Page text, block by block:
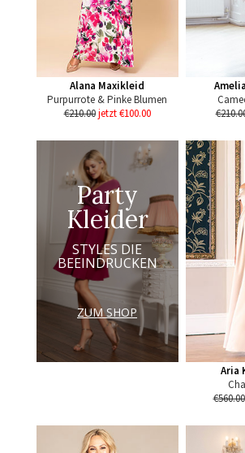
Alana Maxikleid
Purpurrote & Pinke Blumen
€210.00 jetzt €100.00
Party
Kleider
STYLES DIE
BEEINDRUCKEN
ZUM SHOP
Aria
€560.00